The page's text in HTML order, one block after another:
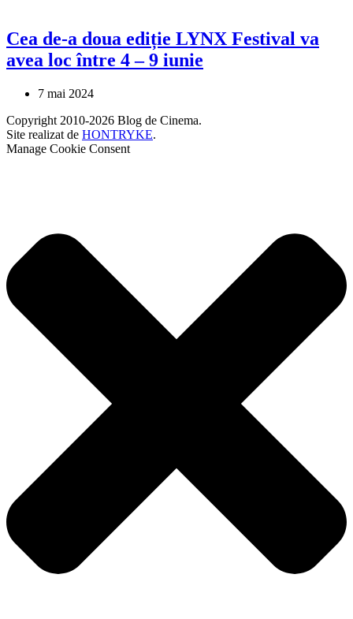
Cea de-a doua ediție LYNX Festival va
avea loc între 4 – 9 iunie
7 mai 2024
Copyright 2010-2026 Blog de Cinema.
Site realizat de HONTRYKE.
Manage Cookie Consent